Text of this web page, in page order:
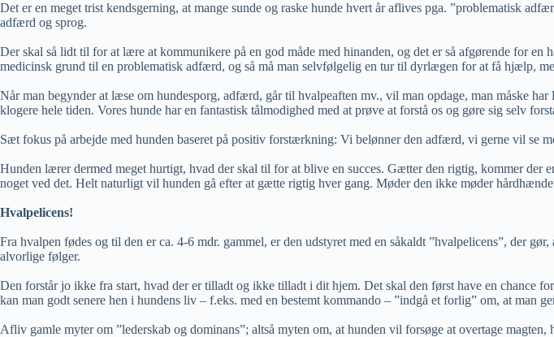
Det er en meget trist kendsgerning, at mange sunde og raske hunde hvert år aflives pga. ”problematisk
adfærd og sprog.
Der skal så lidt til for at lære at kommunikere på en god måde med hinanden, og det er så afgørende for
medicinsk grund til en problematisk adfærd, og så må man selvfølgelig en tur til dyrlægen for at få hjælp,
Når man begynder at læse om hundesporg, adfærd, går til hvalpeaften mv., vil man opdage, man måske
klogere hele tiden. Vores hunde har en fantastisk tålmodighed med at prøve at forstå os og gøre sig selv
Sæt fokus på arbejde med hunden baseret på positiv forstærkning: Vi belønner den adfærd, vi gerne vil se
Hunden lærer dermed meget hurtigt, hvad der skal til for at blive en succes. Gætter den rigtig, kommer
noget ved det. Helt naturligt vil hunden gå efter at gætte rigtig hver gang. Møder den ikke møder
Hvalpelicens!
Fra hvalpen fødes og til den er ca. 4-6 mdr. gammel, er den udstyret med en såkaldt ”hvalpelicens”, der
alvorlige følger.
Den forstår jo ikke fra start, hvad der er tilladt og ikke tilladt i dit hjem. Det skal den først have en chance
kan man godt senere hen i hundens liv – f.eks. med en bestemt kommando – ”indgå et forlig” om, at man
Afliv gamle myter om ”lederskab og dominans”; altså myten om, at hunden vil forsøge at overtage magten,